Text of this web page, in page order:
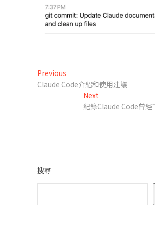
文
章
Previous
post:
Claude Code介紹和使用建議
Next
post:
紀錄Claude Code曾經
搜尋